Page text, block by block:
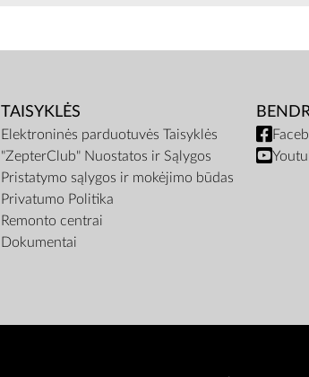
TAISYKLĖS
Elektroninės parduotuvės Taisyklės
"ZepterClub" Nuostatos ir Sąlygos
Pristatymo sąlygos ir mokėjimo būdas
Privatumo Politika
Remonto centrai
Dokumentai